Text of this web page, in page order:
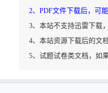
2、PDF文件下载后，可
3、本站不支持迅雷下载
4、本站资源下载后的文
5、试题试卷类文档，如